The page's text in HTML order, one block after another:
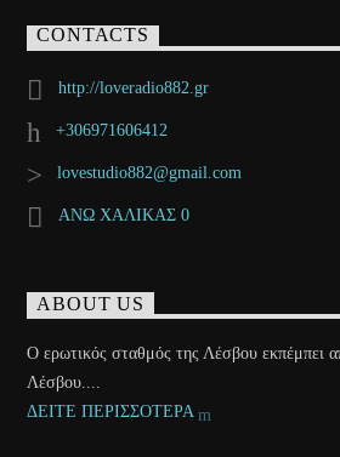
CONTACTS
http://loveradio882.gr
+306971606412
lovestudio882@gmail.com
ΑΝΩ ΧΑΛΙΚΑΣ 0
ABOUT US
Ο ερωτικός σταθμός της Λέσβου εκπέμπει
Λέσβου....
ΔΕΙΤΕ ΠΕΡΙΣΣΟΤΕΡΑ